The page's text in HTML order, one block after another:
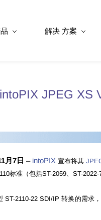
解决 方案
intoPIX JPEG XS
月7日 – intoPIX 宣布将其
标准（包括ST-2059、ST-
ST-2110-22 SDI/IP 转换的需求